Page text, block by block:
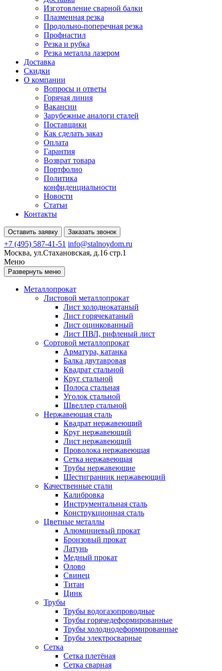
Изготовление сварной балки
Плазменная резка
Продольно-поперечная резка
Профнастил
Резка и рубка
Резка металла лазером
Доставка
Скидки
О компании
Вопросы и ответы
Горячая линия
Вакансии
Зарубежные аналоги сталей
Поставщики
Как сделать заказ
Оплата
Гарантия
Возврат товара
Портфолио
Политика
конфиденциальности
Новости
Статьи
Контакты
Оставить заявку Заказать звонок
+7 (495) 587-41-51 info@stalnoydom.ru
Москва, ул.Стахановская, д.16 стр.1
Меню
Развернуть меню
Металлопрокат
Листовой металлопрокат
Лист холоднокатаный
Лист горячекатаный
Лист оцинкованный
Лист ПВЛ, рифленый лист
Сортовой металлопрокат
Арматура, катанка
Балка двутавровая
Квадрат стальной
Круг стальной
Полоса стальная
Уголок стальной
Швеллер стальной
Нержавеющая сталь
Квадрат нержавеющий
Круг нержавеющий
Лист нержавеющий
Проволока нержавеющая
Сетка нержавеющая
Трубы нержавеющие
Шестигранник нержавеющий
Качественные стали
Калибровка
Инструментальная сталь
Конструкционная сталь
Цветные металлы
Алюминиевый прокат
Бронзовый прокат
Латунь
Медный прокат
Олово
Свинец
Титан
Цинк
Трубы
Трубы водогазопроводные
Трубы горячедеформированные
Трубы холоднодеформированные
Трубы электросварные
Сетка
Сетка плетёная
Сетка сварная